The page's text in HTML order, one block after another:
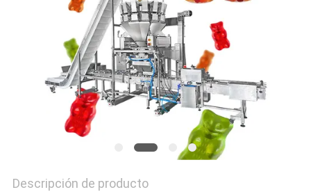
SITEMAP
POLÍTICA
PRIVACIDAD
Descripción de producto